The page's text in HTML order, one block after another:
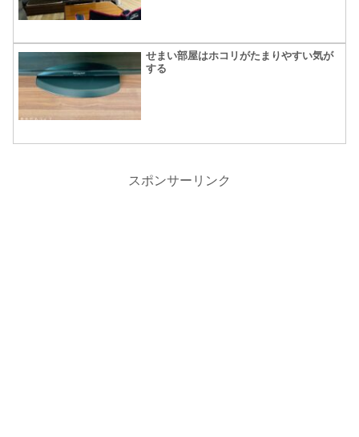
せまい部屋はホコリがたまりやすい気が
する
スポンサーリンク